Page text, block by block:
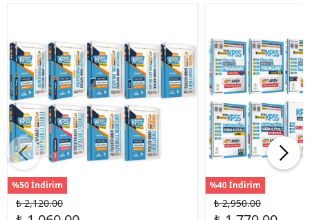
%50 İndirim
₺ 2,120.00
%40 İndirim
₺ 2,950.00